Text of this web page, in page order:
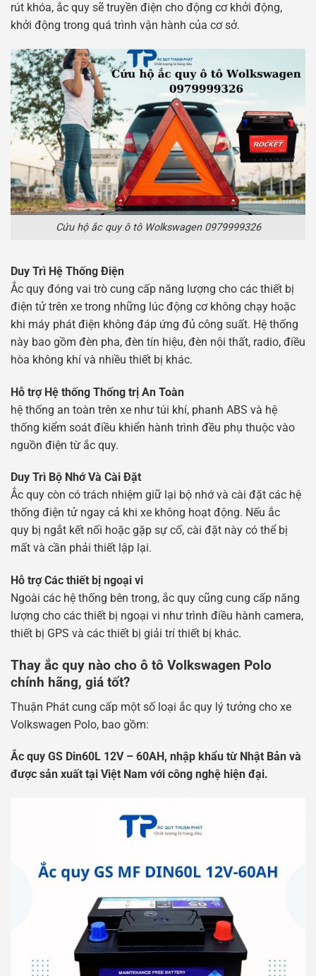
rút khóa, ắc quy sẽ truyền điện cho động cơ khởi động,
khởi động trong quá trình vận hành của cơ sở.
Cứu hộ ắc quy ô tô Wolkswagen 0979999326
Duy Trì Hệ Thống Điện
Ắc quy đóng vai trò cung cấp năng lượng cho các thiết bị
điện tử trên xe trong những lúc động cơ không chạy hoặc
khi máy phát điện không đáp ứng đủ công suất. Hệ thống
này bao gồm đèn pha, đèn tín hiệu, đèn nội thất, radio, điều
hòa không khí và nhiều thiết bị khác.
Hỗ trợ Hệ thống Thống trị An Toàn
hệ thống an toàn trên xe như túi khí, phanh ABS và hệ
thống kiểm soát điều khiển hành trình đều phụ thuộc vào
nguồn điện từ ắc quy.
Duy Trì Bộ Nhớ Và Cài Đặt
Ắc quy còn có trách nhiệm giữ lại bộ nhớ và cài đặt các hệ
thống điện tử ngay cả khi xe không hoạt động. Nếu ắc
quy bị ngắt kết nối hoặc gặp sự cố, cài đặt này có thể bị
mất và cần phải thiết lập lại.
Hỗ trợ Các thiết bị ngoại vi
Ngoài các hệ thống bên trong, ắc quy cũng cung cấp năng
lượng cho các thiết bị ngoại vi như trình điều hành camera,
thiết bị GPS và các thiết bị giải trí thiết bị khác.
Thay ắc quy nào cho ô tô Volkswagen Polo
chính hãng, giá tốt?
Thuận Phát cung cấp một số loại ắc quy lý tưởng cho xe
Volkswagen Polo, bao gồm:
Ắc quy GS Din60L 12V – 60AH, nhập khẩu từ Nhật Bản và
được sản xuất tại Việt Nam với công nghệ hiện đại.